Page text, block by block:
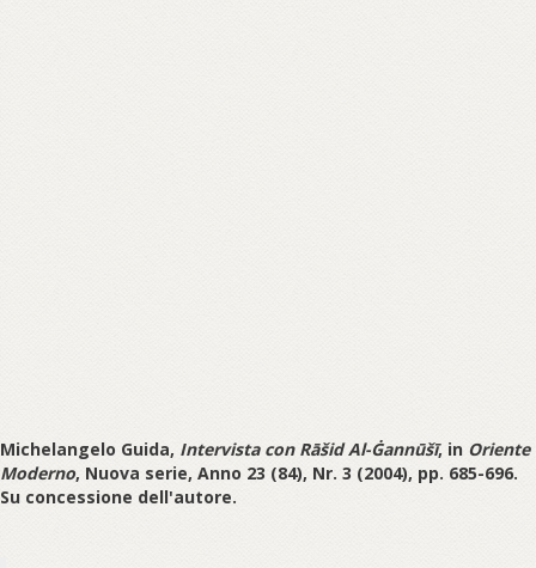
Michelangelo Guida, Intervista con Rāšid Al-Ġannūšī, in Oriente
Moderno, Nuova serie, Anno 23 (84), Nr. 3 (2004), pp. 685-696.
Su concessione dell'autore.